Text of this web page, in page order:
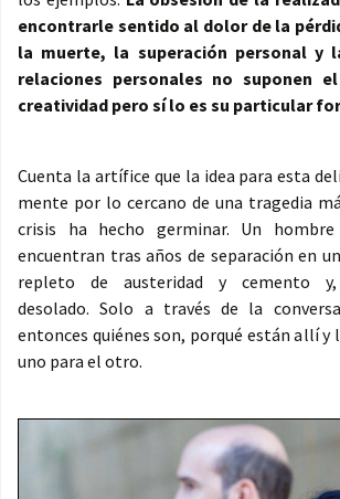
encontrarle sentido al dolor de la
la muerte, la superación personal y
relaciones personales no suponen
creatividad pero sí lo es su particular
Cuenta la artífice que la idea para esta
mente por lo cercano de una tragedia
crisis ha hecho germinar. Un
encuentran tras años de separación en
repleto de austeridad y cemento y,
desolado. Solo a través de la
entonces quiénes son, porqué están allí y
uno para el otro.